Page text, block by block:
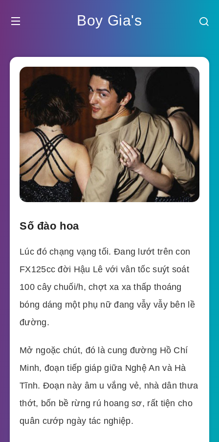
Boy Gia's
Số đào hoa
Lúc đó chạng vạng tối. Đang lướt trên con
FX125cc đời Hậu Lê với vân tốc suýt soát
100 cây chuối/h, chợt xa xa thấp thoáng
bóng dáng một phụ nữ đang vẫy vẫy bên lề
đường.
Mở ngoặc chút, đó là cung đường Hồ Chí
Minh, đoạn tiếp giáp giữa Nghệ An và Hà
Tĩnh. Đoạn này âm u vắng vẻ, nhà dân thưa
thớt, bốn bề rừng rú hoang sơ, rất tiện cho
quân cướp ngày tác nghiệp.